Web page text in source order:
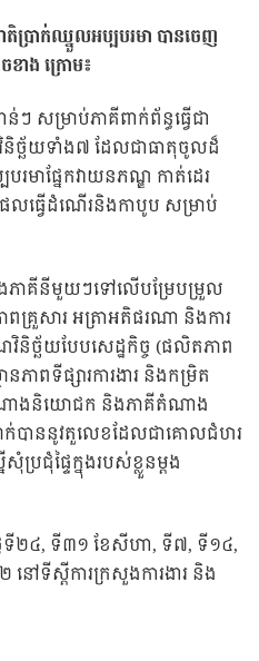
ាតិប្រាក់ឈ្នួលអប្បបរមា បានចេញ
ខាង ក្រោម៖
ៗ សម្រាប់ភាគីពាក់ព័ន្ធធ្វើជា
និច្ឆ័យទាំង៧ ដែលជាធាតុចូលដ៏
រមាផ្នែកវាយនភណ្ឌ កាត់ដេរ
វើដំណើរនិងកាបូប សម្រាប់
ាគីនីមួយៗទៅលើបម្រែបម្រួល
គ្រួសារ អត្រាអតិផរណា និងការ
ច្ឆ័យបែបសេដ្ឋកិច្ច (ផលិតភាព
ភាពទីផ្សារការងារ និងកម្រិត
ាងនិយោជក និងភាគីតំណាង
ក់បាននូវតួលេខដែលជាគោលជំហរ
រជុំផ្ទៃក្នុងរបស់ខ្លួនម្តង
ៃទី២៤, ទី៣១ ខែសីហា, ទី៧, ទី១៤,
ៅទីស្តីការក្រសួងការងារ និង